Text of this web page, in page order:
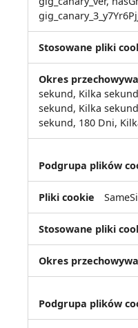
sekund, Kilka
sekund, Kilka
sekund, 180 Dni,